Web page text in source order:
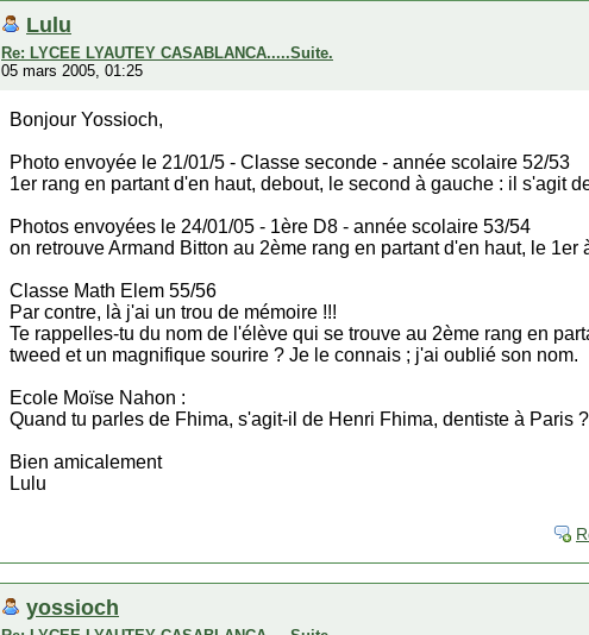
Lulu
Re: LYCEE LYAUTEY CASABLANCA.....Suite.
05 mars 2005, 01:25
Bonjour Yossioch,
Photo envoyée le 21/01/5 - Classe seconde - année scolaire 52/53
1er rang en partant d'en haut, debout, le second à gauche : il s'agit
Photos envoyées le 24/01/05 - 1ère D8 - année scolaire 53/54
on retrouve Armand Bitton au 2ème rang en partant d'en haut, le 1er
Classe Math Elem 55/56
Par contre, là j'ai un trou de mémoire !!!
Te rappelles-tu du nom de l'élève qui se trouve au 2ème rang en
tweed et un magnifique sourire ? Je le connais ; j'ai oublié son nom.
Ecole Moïse Nahon :
Quand tu parles de Fhima, s'agit-il de Henri Fhima, dentiste à Paris ?
Bien amicalement
Lulu
yossioch